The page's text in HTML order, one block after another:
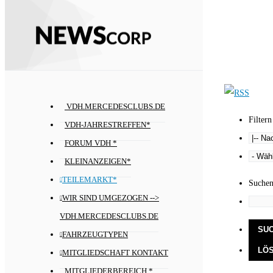
VDH.MERCEDESCLUBS.DE
VDH-JAHRESTREFFEN*
FORUM VDH *
KLEINANZEIGEN*
TEILEMARKT*
WIR SIND UMGEZOGEN -->
VDH.MERCEDESCLUBS.DE
FAHRZEUGTYPEN
MITGLIEDSCHAFT KONTAKT
MITGLIEDERBEREICH *
Filtern
Suchen